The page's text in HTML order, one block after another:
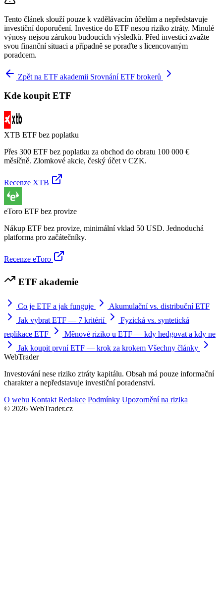
Tento článek slouží pouze k vzdělávacím účelům a nepředstavuje
investiční doporučení. Investice do ETF nesou riziko ztráty. Minulé
výnosy nejsou zárukou budoucích výsledků. Před investicí zvažte
svou finanční situaci a případně se poraďte s licencovaným
poradcem.
Zpět na ETF akademii Srovnání ETF brokerů
Kde koupit ETF
XTB ETF bez poplatku
Přes 300 ETF bez poplatku za obchod do obratu 100 000 €
měsíčně. Zlomkové akcie, český účet v CZK.
Recenze XTB
eToro ETF bez provize
Nákup ETF bez provize, minimální vklad 50 USD. Jednoduchá
platforma pro začátečníky.
Recenze eToro
ETF akademie
Co je ETF a jak funguje
Akumulační vs. distribuční ETF
Jak vybrat ETF — 7 kritérií
Fyzická vs. syntetická
replikace ETF
Měnové riziko u ETF — kdy hedgovat a kdy ne
Jak koupit první ETF — krok za krokem Všechny články
WebTrader
Investování nese riziko ztráty kapitálu. Obsah má pouze informační
charakter a nepředstavuje investiční poradenství.
O webu Kontakt Redakce Podmínky Upozornění na rizika
© 2026 WebTrader.cz